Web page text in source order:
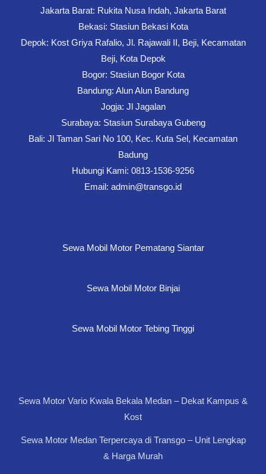
Jakarta Barat: Rukita Nusa Indah, Jakarta Barat
Bekasi: Stasiun Bekasi Kota
Depok: Kost Griya Rafalio, Jl. Rajawali II, Beji, Kecamatan
Beji, Kota Depok
Bogor: Stasiun Bogor Kota
Bandung: Alun Alun Bandung
Jogja: Jl Jagalan
Surabaya: Stasiun Surabaya Gubeng
Bali: Jl Taman Sari No 100, Kec. Kuta Sel, Kecamatan
Badung
Hubungi Kami: 0813-1536-9256
Email: admin@transgo.id
Sewa Mobil Motor Pematang Siantar
Sewa Mobil Motor Binjai
Sewa Mobil Motor Tebing Tinggi
Sewa Motor Vario Kwala Bekala Medan – Dekat Kampus &
Kost
Sewa Motor Medan Terpercaya di Transgo – Unit Lengkap
& Harga Murah